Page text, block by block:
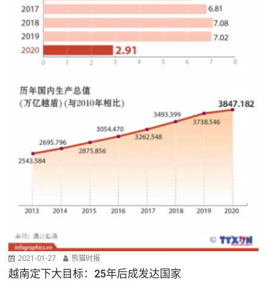
2021-01-27 熊猫时报
越南定下大目标：25年后成发达国家